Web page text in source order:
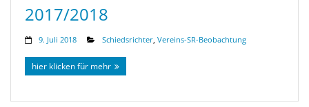
2017/2018
9. Juli 2018 Schiedsrichter, Vereins-SR-Beobachtung
hier klicken für mehr